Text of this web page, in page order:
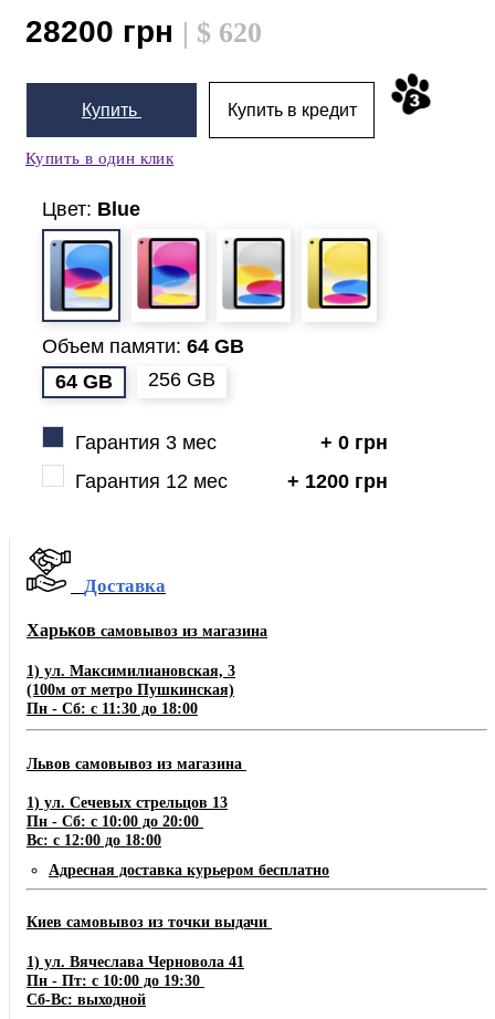
28200 грн | $ 620
Купить Купить в кредит
Купить в один клик
Цвет: Blue
Объем памяти: 64 GB
64 GB
256 GB
Гарантия 3 мес
+ 0 грн
Гарантия 12 мес
+ 1200 грн
Доставка
Харьков самовывоз из магазина
1) ул. Максимилиановская, 3
(100м от метро Пушкинская)
Пн - Сб: с 11:30 до 18:00
Львов самовывоз из магазина
1) ул. Сечевых стрельцов 13
Пн - Сб: с 10:00 до 20:00
Вс: с 12:00 до 18:00
Адресная доставка курьером бесплатно
Киев самовывоз из точки выдачи
1) ул. Вячеслава Черновола 41
Пн - Пт: с 10:00 до 19:30
Сб-Вс: выходной